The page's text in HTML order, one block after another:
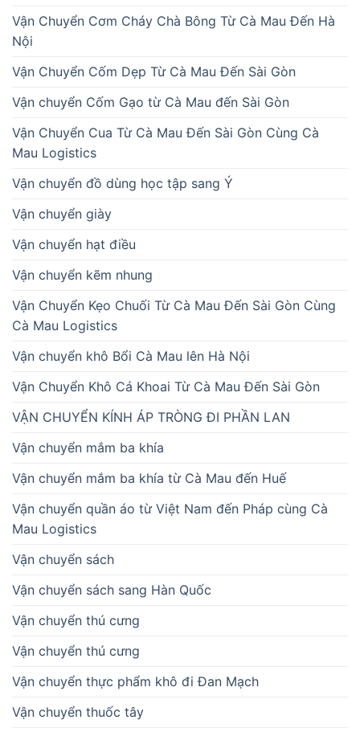
Vận Chuyển Cơm Cháy Chà Bông Từ Cà Mau Đến Hà
Nội
Vận Chuyển Cốm Dẹp Từ Cà Mau Đến Sài Gòn
Vận chuyển Cốm Gạo từ Cà Mau đến Sài Gòn
Vận Chuyển Cua Từ Cà Mau Đến Sài Gòn Cùng Cà
Mau Logistics
Vận chuyển đồ dùng học tập sang Ý
Vận chuyển giày
Vận chuyển hạt điều
Vận chuyển kẽm nhung
Vận Chuyển Kẹo Chuối Từ Cà Mau Đến Sài Gòn Cùng
Cà Mau Logistics
Vận chuyển khô Bổi Cà Mau lên Hà Nội
Vận Chuyển Khô Cá Khoai Từ Cà Mau Đến Sài Gòn
VẬN CHUYỂN KÍNH ÁP TRÒNG ĐI PHẦN LAN
Vận chuyển mắm ba khía
Vận chuyển mắm ba khía từ Cà Mau đến Huế
Vận chuyển quần áo từ Việt Nam đến Pháp cùng Cà
Mau Logistics
Vận chuyển sách
Vận chuyển sách sang Hàn Quốc
Vận chuyển thú cưng
Vận chuyển thú cưng
Vận chuyển thực phẩm khô đi Đan Mạch
Vận chuyển thuốc tây